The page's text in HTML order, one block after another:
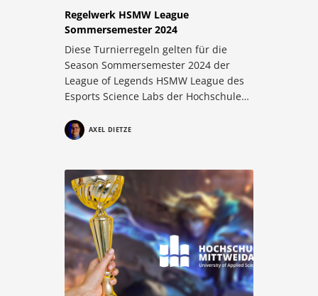
Regelwerk HSMW League
Sommersemester 2024
Diese Turnierregeln gelten für die
Season Sommersemester 2024 der
League of Legends HSMW League des
Esports Science Labs der Hochschule…
AXEL DIETZE